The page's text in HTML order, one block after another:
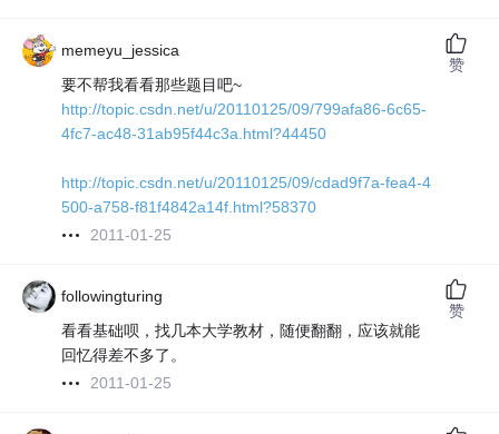
memeyu_jessica
要不帮我看看那些题目吧~
http://topic.csdn.net/u/20110125/09/799afa86-6c65-
4fc7-ac48-31ab95f44c3a.html?44450
http://topic.csdn.net/u/20110125/09/cdad9f7a-fea4-4
500-a758-f81f4842a14f.html?58370
2011-01-25
赞
followingturing
看看基础呗，找几本大学教材，随便翻翻，应该就能
回忆得差不多了。
2011-01-25
赞